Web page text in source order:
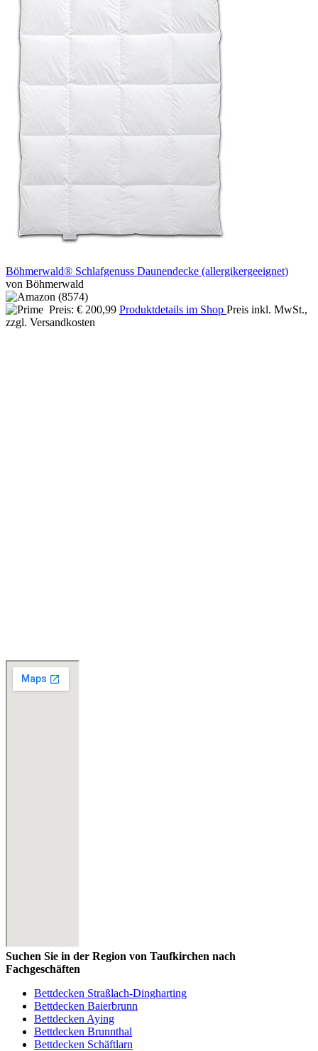
Böhmerwald® Schlafgenuss Daunendecke (allergikergeeignet)
von Böhmerwald
Preis: € 200,99 Produktdetails im Shop Preis inkl. MwSt.,
zzgl. Versandkosten
Suchen Sie in der Region von Taufkirchen nach
Fachgeschäften
Bettdecken Straßlach-Dingharting
Bettdecken Baierbrunn
Bettdecken Aying
Bettdecken Brunnthal
Bettdecken Schäftlarn